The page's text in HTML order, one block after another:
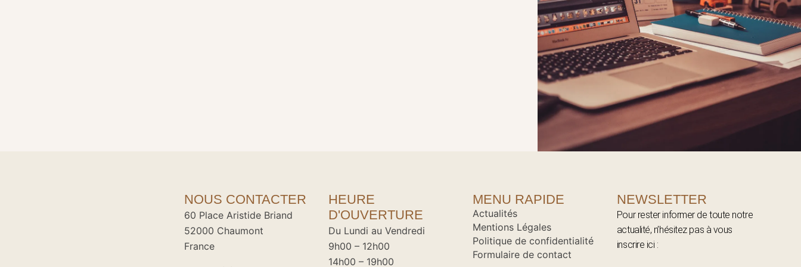
NOUS CONTACTER
60 Place Aristide Briand
52000 Chaumont
France
HEURE
D'OUVERTURE
Du Lundi au Vendredi
9h00 – 12h00
14h00 – 19h00
MENU RAPIDE
Actualités
Mentions Légales
Politique de confidentialité
Formulaire de contact
NEWSLETTER
Pour rester informer de toute notre
actualité, n’hésitez pas à vous
inscrire ici :